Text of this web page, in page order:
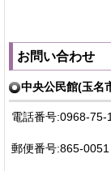
お問い合わせ
中央公民館(玉名
電話番号:0968-75-
郵便番号:865-